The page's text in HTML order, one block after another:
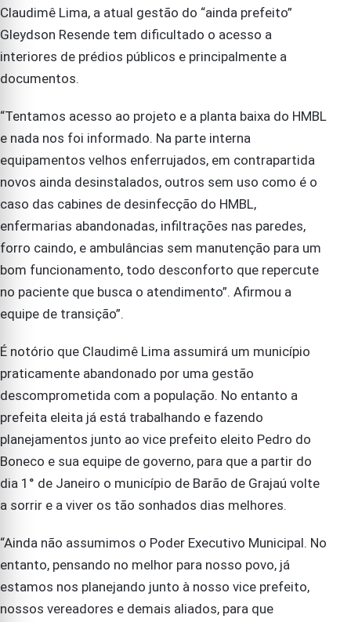
Claudimê Lima, a atual gestão do “ainda prefeito”
Gleydson Resende tem dificultado o acesso a
interiores de prédios públicos e principalmente a
documentos.
“Tentamos acesso ao projeto e a planta baixa do HMBL
e nada nos foi informado. Na parte interna
equipamentos velhos enferrujados, em contrapartida
novos ainda desinstalados, outros sem uso como é o
caso das cabines de desinfecção do HMBL,
enfermarias abandonadas, infiltrações nas paredes,
forro caindo, e ambulâncias sem manutenção para um
bom funcionamento, todo desconforto que repercute
no paciente que busca o atendimento”. Afirmou a
equipe de transição”.
É notório que Claudimê Lima assumirá um município
praticamente abandonado por uma gestão
descomprometida com a população. No entanto a
prefeita eleita já está trabalhando e fazendo
planejamentos junto ao vice prefeito eleito Pedro do
Boneco e sua equipe de governo, para que a partir do
dia 1° de Janeiro o município de Barão de Grajaú volte
a sorrir e a viver os tão sonhados dias melhores.
“Ainda não assumimos o Poder Executivo Municipal. No
entanto, pensando no melhor para nosso povo, já
estamos nos planejando junto à nosso vice prefeito,
nossos vereadores e demais aliados, para que